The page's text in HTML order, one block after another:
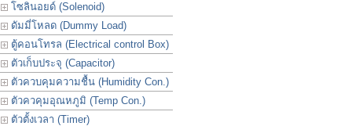
โซลินอยด์ (Solenoid)
ดัมมี่โหลด (Dummy Load)
ตู้คอนโทรล (Electrical control Box)
ตัวเก็บประจุ (Capacitor)
ตัวควบคุมความชื้น (Humidity Con.)
ตัวควคุมอุณหภูมิ (Temp Con.)
ตัวตั้งเวลา (Timer)